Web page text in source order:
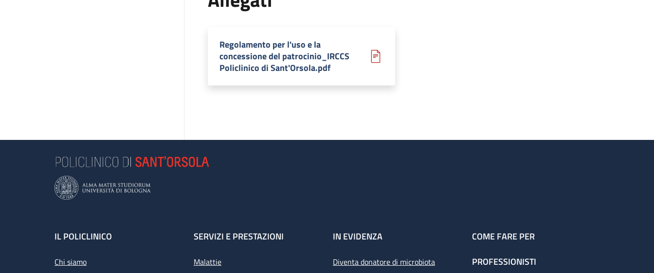
Regolamento per l'uso e la
concessione del patrocinio_IRCCS
Policlinico di Sant'Orsola.pdf
Footer
IL POLICLINICO
Chi siamo
SERVIZI E PRESTAZIONI
Malattie
IN EVIDENZA
Diventa donatore di microbiota
COME FARE PER
PROFESSIONISTI